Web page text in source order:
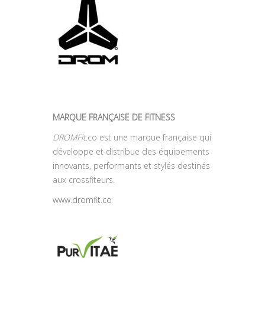
MARQUE FRANÇAISE DE FITNESS
DROMFit.co est une marque française qui
développe et distribue des équipements
innovants, performants et stylés destinés
aux crossfiteurs.
www.dromfit.co